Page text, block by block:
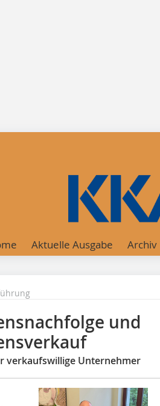
Aktuelle Ausgabe Archiv
und
verkaufswillige Unternehmer